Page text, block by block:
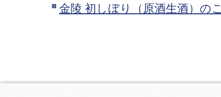
金陵 初しぼり（原酒生酒）の